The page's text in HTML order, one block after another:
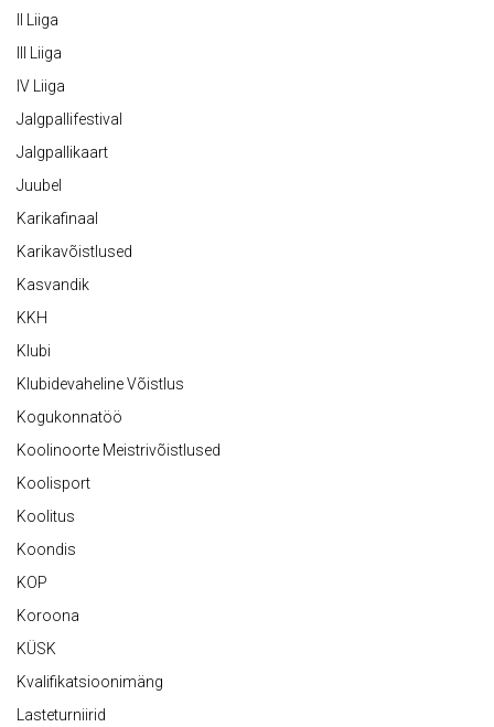
II Liiga
III Liiga
IV Liiga
Jalgpallifestival
Jalgpallikaart
Juubel
Karikafinaal
Karikavõistlused
Kasvandik
KKH
Klubi
Klubidevaheline Võistlus
Kogukonnatöö
Koolinoorte Meistrivõistlused
Koolisport
Koolitus
Koondis
KOP
Koroona
KÜSK
Kvalifikatsioonimäng
Lasteturniirid